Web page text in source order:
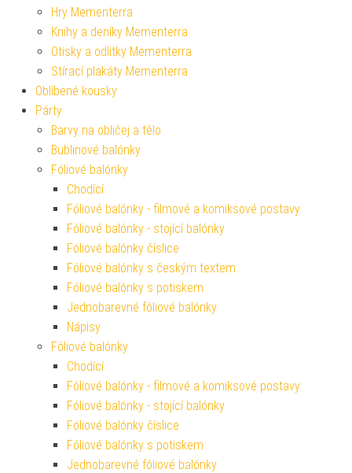
Hry Mementerra
Knihy a deníky Mementerra
Otisky a odlitky Mementerra
Stírací plakáty Mementerra
Oblíbené kousky
Párty
Barvy na obličej a tělo
Bublinové balónky
Fóliové balónky
Chodící
Fóliové balónky - filmové a komiksové postavy
Fóliové balónky - stojící balónky
Fóliové balónky číslice
Fóliové balónky s českým textem
Fóliové balónky s potiskem
Jednobarevné fóliové balónky
Nápisy
Fóliové balónky
Chodící
Fóliové balónky - filmové a komiksové postavy
Fóliové balónky - stojící balónky
Fóliové balónky číslice
Fóliové balónky s potiskem
Jednobarevné fóliové balónky